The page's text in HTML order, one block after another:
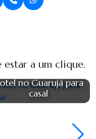
estar a um clique.
no Guarujá para
casal